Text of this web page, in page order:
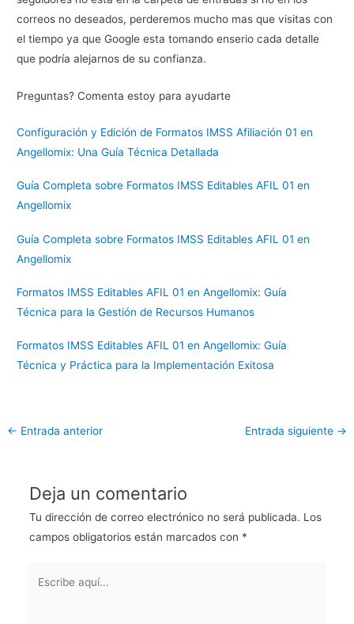
correos no deseados, perderemos mucho mas que visitas con
el tiempo ya que Google esta tomando enserio cada detalle
que podría alejarnos de su confianza.
Preguntas? Comenta estoy para ayudarte
Configuración y Edición de Formatos IMSS Afiliación 01 en
Angellomix: Una Guía Técnica Detallada
Guía Completa sobre Formatos IMSS Editables AFIL 01 en
Angellomix
Guía Completa sobre Formatos IMSS Editables AFIL 01 en
Angellomix
Formatos IMSS Editables AFIL 01 en Angellomix: Guía
Técnica para la Gestión de Recursos Humanos
Formatos IMSS Editables AFIL 01 en Angellomix: Guía
Técnica y Práctica para la Implementación Exitosa
← Entrada anterior Entrada siguiente →
Deja un comentario
Tu dirección de correo electrónico no será publicada. Los
campos obligatorios están marcados con *